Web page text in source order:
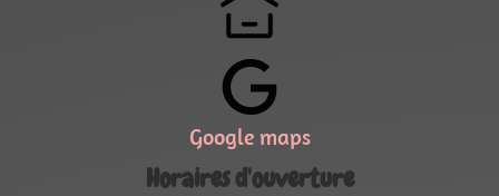
Google maps
Horaires d'ouverture